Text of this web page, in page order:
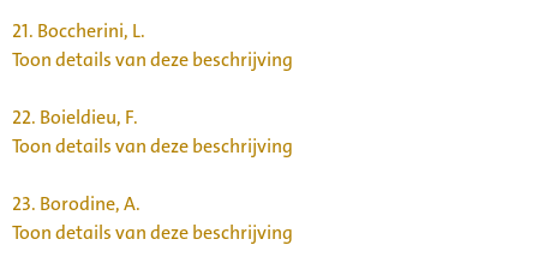
21. Boccherini, L.
Toon details van deze beschrijving
22. Boieldieu, F.
Toon details van deze beschrijving
23. Borodine, A.
Toon details van deze beschrijving